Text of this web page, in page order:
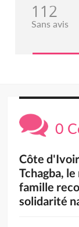
112
Sans avis
0
Côte
Tchagba,
famille
solidarité